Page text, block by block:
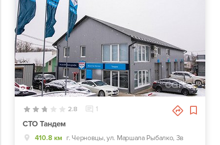
4
2.8 1
СТО Тандем
410.8 км г. Черновцы, ул. Маршала Рыбалко, 3в